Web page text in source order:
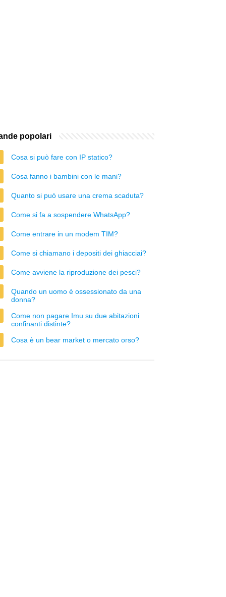
popolari
Cosa si può fare con IP statico?
Cosa fanno i bambini con le mani?
Quanto si può usare una crema scaduta?
Come si fa a sospendere WhatsApp?
Come entrare in un modem TIM?
Come si chiamano i depositi dei ghiacciai?
Come avviene la riproduzione dei pesci?
Quando un uomo è ossessionato da una
donna?
Come non pagare Imu su due abitazioni
confinanti distinte?
Cosa è un bear market o mercato orso?